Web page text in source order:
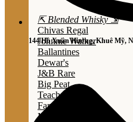
144 Hồ Xuân Hương, Khuê Mỹ,
⇱ Blended Whisky ⇲
Chivas Regal
Johnnie Walker
Ballantines
Dewar's
J&B Rare
Big Peat
Teacher's
Famous Grouse
Monkey Shouder